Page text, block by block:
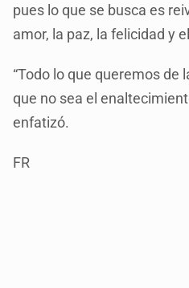
pues lo que se busca es
amor, la paz, la felicidad y
“Todo lo que queremos de
que no sea el
enfatizó.
FR